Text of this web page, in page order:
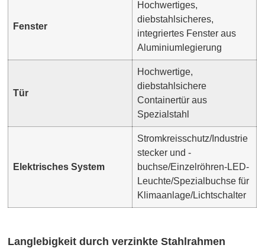
Fenster
Hochwertiges,
diebstahlsicheres,
integriertes Fenster aus
Aluminiumlegierung
Tür
Hochwertige,
diebstahlsichere
Containertür aus
Spezialstahl
Elektrisches System
Stromkreisschutz/Industrie
stecker und -
buchse/Einzelröhren-LED-
Leuchte/Spezialbuchse für
Klimaanlage/Lichtschalter
Langlebigkeit durch verzinkte Stahlrahmen